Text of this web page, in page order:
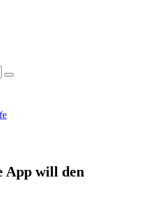
App will den